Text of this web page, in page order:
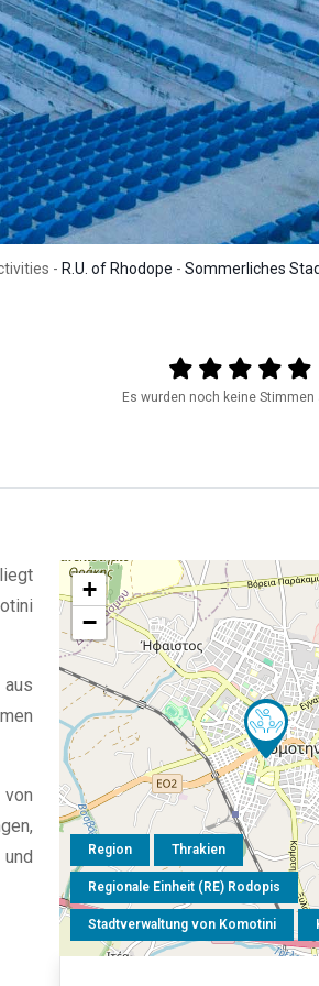
- R.U. of Rhodope - Sommerliches
Output format
(star)(star)(star)(star)
Es wurden noch keine Stimmen
aus
Region Thrakien
Regionale Einheit (RE) Rodopis
Stadtverwaltung von Komotini
+
−